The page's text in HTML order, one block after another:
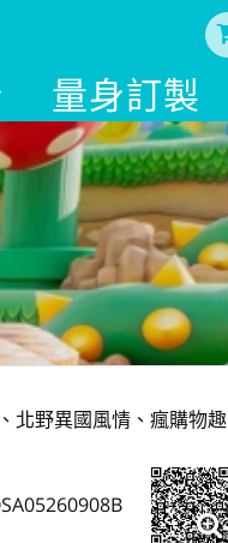
量身訂製
北野異國風情、瘋購物趣